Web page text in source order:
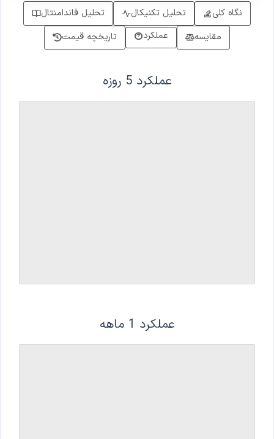
نگاه کلی تحلیل تکنیکال
تحلیل فاندامنتال
مقایسه
عملکرد تاریخچه قیمت
عملکرد 5 روزه
عملکرد 1 ماهه